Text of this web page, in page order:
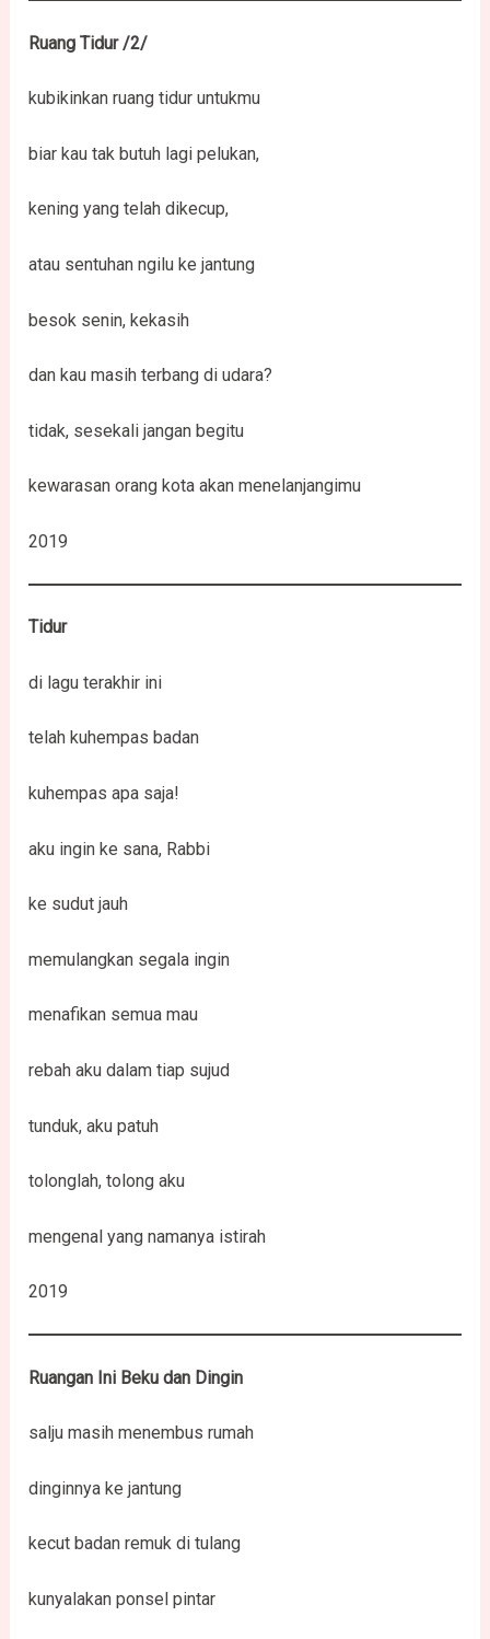
Ruang Tidur /2/
kubikinkan ruang tidur untukmu
biar kau tak butuh lagi pelukan,
kening yang telah dikecup,
atau sentuhan ngilu ke jantung
besok senin, kekasih
dan kau masih terbang di udara?
tidak, sesekali jangan begitu
kewarasan orang kota akan menelanjangimu
2019
Tidur
di lagu terakhir ini
telah kuhempas badan
kuhempas apa saja!
aku ingin ke sana, Rabbi
ke sudut jauh
memulangkan segala ingin
menafikan semua mau
rebah aku dalam tiap sujud
tunduk, aku patuh
tolonglah, tolong aku
mengenal yang namanya istirah
2019
Ruangan Ini Beku dan Dingin
salju masih menembus rumah
dinginnya ke jantung
kecut badan remuk di tulang
kunyalakan ponsel pintar